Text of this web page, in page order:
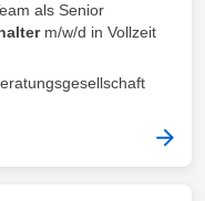
als Senior
m/w/d in Vollzeit